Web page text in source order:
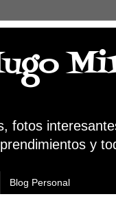
fotos
y
Blog Personal